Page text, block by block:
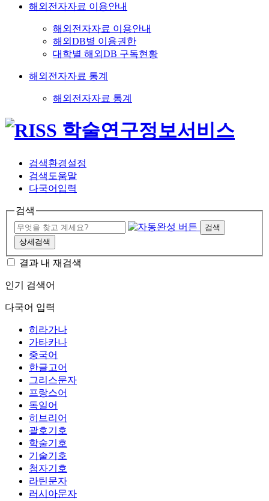
해외전자자료 이용안내
해외전자자료 이용안내
해외DB별 이용권한
대학별 해외DB 구독현황
해외전자자료 통계
해외전자자료 통계
검색환경설정
검색도움말
다국어입력
검색
검색
상세검색
결과 내 재검색
인기 검색어
다국어 입력
히라가나
가타카나
중국어
한글고어
그리스문자
프랑스어
독일어
히브리어
괄호기호
학술기호
기술기호
첨자기호
라틴문자
러시아문자